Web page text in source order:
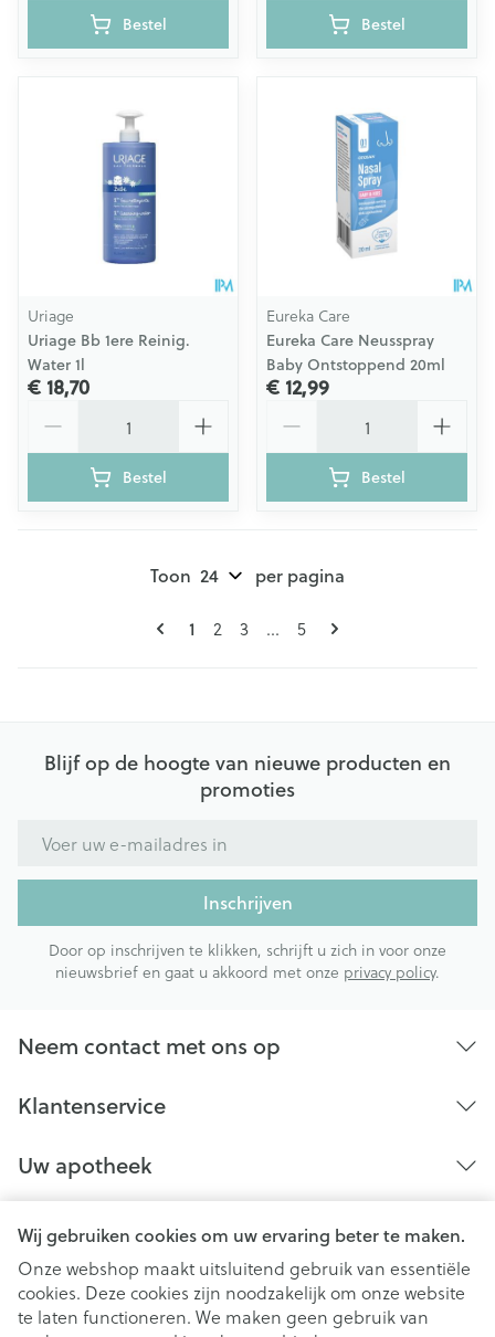
Wij gebruiken cookies om uw ervaring beter te maken.
Onze webshop maakt uitsluitend gebruik van essentiële
cookies. Deze cookies zijn noodzakelijk om onze website
te laten functioneren. We maken geen gebruik van
Bestel Bestel
Uriage
Uriage Bb 1ere Reinig.
Water 1l
€ 18,70
Bestel
Eureka Care
Eureka Care Neusspray
Baby Ontstoppend 20ml
€ 12,99
Bestel
Pagina's
U lees momenteel pagina
1 Pagina
2 Pagina
3 ... Pagina
5
Toon per pagina
Blijf op de hoogte van nieuwe producten en
promoties
Inschrijven
Door op inschrijven te klikken, schrijft u zich in voor onze
nieuwsbrief en gaat u akkoord met onze privacy policy.
Neem contact met ons op
Klantenservice
Uw apotheek